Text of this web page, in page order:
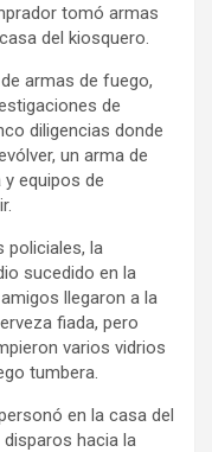
tomó armas
del kiosquero.
armas de fuego,
de
diligencias donde
un arma de
equipos de
policiales, la
sucedido en la
llegaron a la
fiada, pero
varios vidrios
tumbera.
en la casa del
hacia la